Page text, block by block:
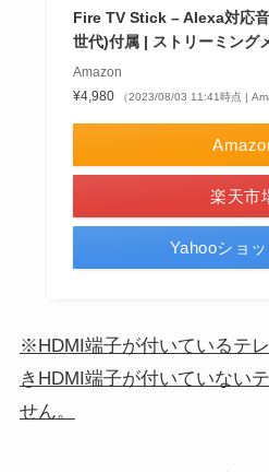
Fire TV Stick – Alexa対応
世代)付属 | ストリーミング
Amazon
¥4,980
（2023/08/03 11:41時点 |
楽天市
Yahooショ
※HDMI端子が付いているテ
きHDMI端子が付いていない
せん。